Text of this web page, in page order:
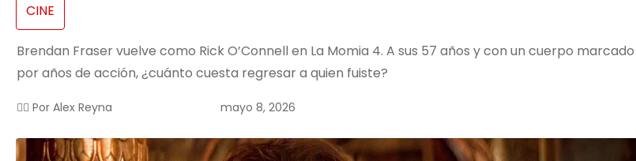
CINE
Brendan Fraser vuelve como Rick O’Connell en La Momia 4. A sus 57 años y con un cuerpo marcado
por años de acción, ¿cuánto cuesta regresar a quien fuiste?
✍🏻 Por Alex Reyna mayo 8, 2026